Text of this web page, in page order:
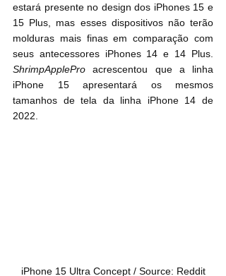
estará presente no design dos ‌iPhones 15‌ e
‌15‌ Plus, mas esses dispositivos não terão
molduras mais finas em comparação com
ShrimpApplePro acrescentou que a linha
‌iPhone 15‌ apresentará os mesmos
tamanhos de tela da linha ‌iPhone 14‌ de
2022.
iPhone 15 Ultra Concept / Source: Reddit